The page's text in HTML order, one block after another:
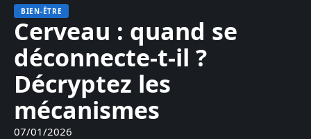
BIEN-ÊTRE
Cerveau : quand se
déconnecte-t-il ?
Décryptez les
mécanismes
07/01/2026